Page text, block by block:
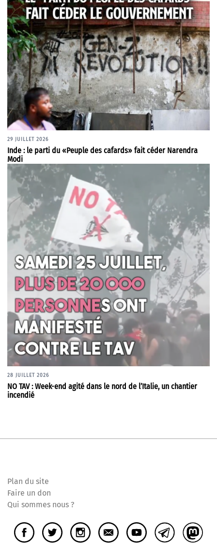
29 JUILLET 2026
Inde : le parti du «Peuple des cafards» fait céder Narendra
Modi
28 JUILLET 2026
NO TAV : Week-end agité dans le nord de l’Italie, un chantier
incendié
Plan du site
Faire un don
Qui sommes nous ?